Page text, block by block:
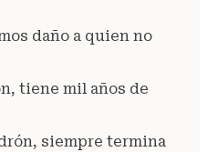
daño a quien no
tiene mil años de
siempre termina